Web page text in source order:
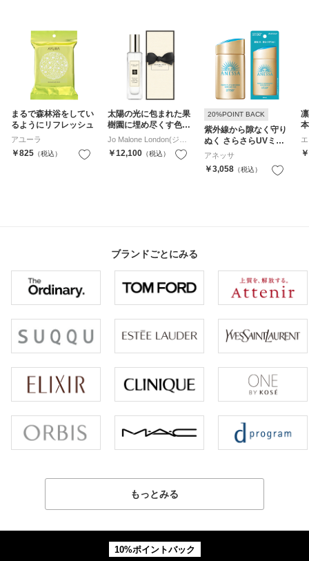
まるで森林浴をしてい
るようにリフレッシュ
アユーラ
￥825 （税込） お気に入り
太陽の光に包まれた果
樹園に埋め尽くす色鮮
やかな洋梨たち。
Jo Malone London(ジョ
ー マローン ロンドン)
￥12,100 （税込） お気に入り
20%POINT BACK
紫外線から隙なく守り
ぬく さらさらUVミル
ク
アネッサ
￥3,058 （税込）
ブランドごとにみる
もっとみる
10%ポイントバック